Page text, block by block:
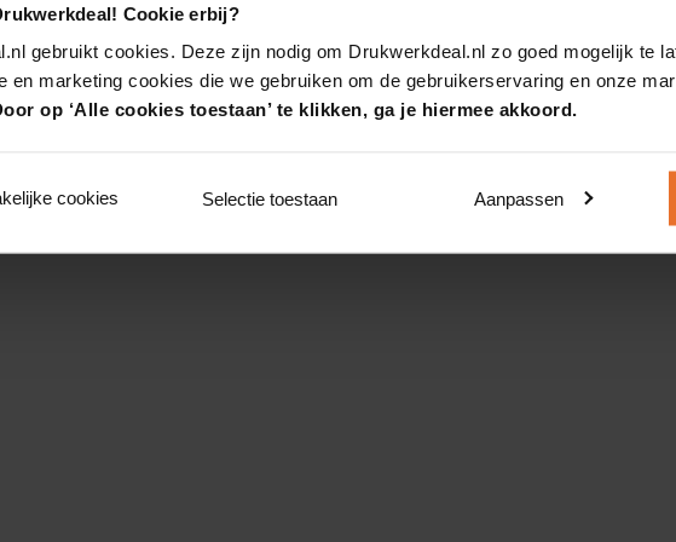
Cookie erbij?
gebruikt cookies. Deze zijn nodig om Drukwerkdeal.nl zo goed mogelijk te
en marketing cookies die we gebruiken om de gebruikerservaring en onze
op ‘Alle cookies toestaan’ te klikken, ga je hiermee akkoord.
cookies Selectie toestaan Aanpassen